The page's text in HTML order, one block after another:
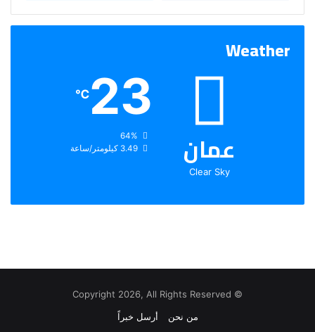
Weather
عمان
Clear Sky
23
℃
الرطوبة:
الرياح:
© Copyright 2026, All Rights Reserved
من نحن
أرسل خبراً